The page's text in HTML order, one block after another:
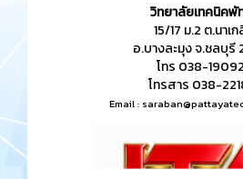
วิทยาลัยเทคนิคพั
15/17 ม.2 ต.นาเ
อ.บางละมุง จ.ชลบุรี
โทร 038-
โทรสาร 038-
Email :